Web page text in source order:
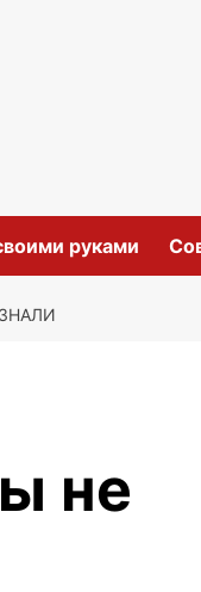
руками
не